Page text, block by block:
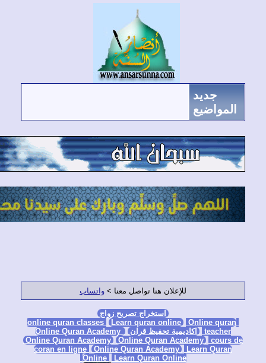
جديد
للإعلان هنا تواصل معنا >واتساب
استخراج تصريح زواج
Learn quran online Online
اكاديمية تحفيظ قران Online Quran Academy
Online Quran Academy Online Quran Academy cours
coran en ligne Online Quran Academy Learn Quran
Online Learn Quran Online